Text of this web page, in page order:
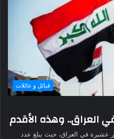
قبائل و عائلات
العراق.. وهذه الأقدم
عشيرة في العراق، حيث يبلغ عدد